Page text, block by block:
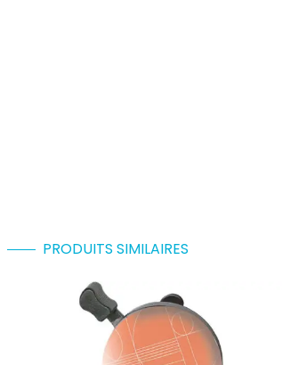
PRODUITS SIMILAIRES